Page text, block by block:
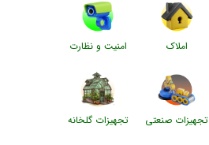
املاک امنیت و نظارت
تجهیزات صنعتی تجهیزات گلخانه